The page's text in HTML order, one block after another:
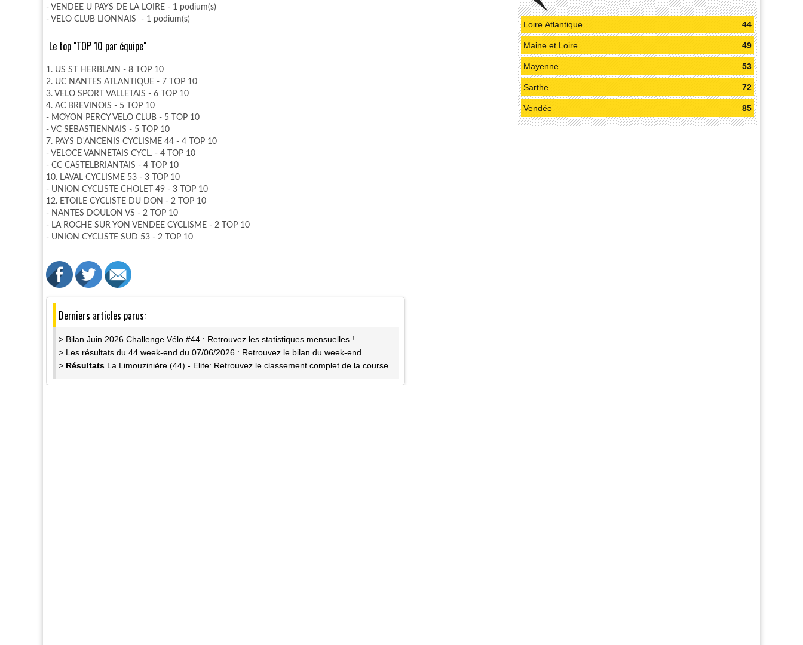
- VENDEE U PAYS DE LA LOIRE - 1 podium(s)
- VELO CLUB LIONNAIS - 1 podium(s)
Le top "TOP 10 par équipe"
1. US ST HERBLAIN - 8 TOP 10
2. UC NANTES ATLANTIQUE - 7 TOP 10
3. VELO SPORT VALLETAIS - 6 TOP 10
4. AC BREVINOIS - 5 TOP 10
- MOYON PERCY VELO CLUB - 5 TOP 10
- VC SEBASTIENNAIS - 5 TOP 10
7. PAYS D'ANCENIS CYCLISME 44 - 4 TOP 10
- VELOCE VANNETAIS CYCL. - 4 TOP 10
- CC CASTELBRIANTAIS - 4 TOP 10
10. LAVAL CYCLISME 53 - 3 TOP 10
- UNION CYCLISTE CHOLET 49 - 3 TOP 10
12. ETOILE CYCLISTE DU DON - 2 TOP 10
- NANTES DOULON VS - 2 TOP 10
- LA ROCHE SUR YON VENDEE CYCLISME - 2 TOP 10
- UNION CYCLISTE SUD 53 - 2 TOP 10
Derniers articles parus:
> Bilan Juin 2026 Challenge Vélo #44 : Retrouvez les statistiques mensuelles !
> Les résultats du 44 week-end du 07/06/2026 : Retrouvez le bilan du week-end...
> Résultats La Limouzinière (44) - Elite: Retrouvez le classement complet de la course...
Loire Atlantique 44
Maine et Loire 49
Mayenne 53
Sarthe 72
Vendée 85